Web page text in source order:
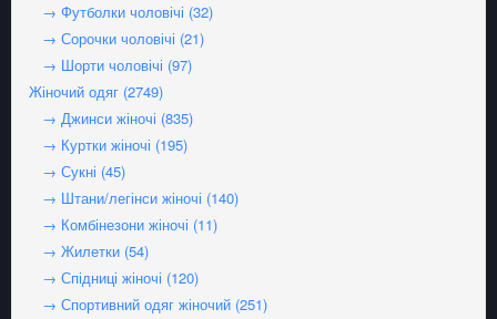
→ Футболки чоловічі (32)
→ Сорочки чоловічі (21)
→ Шорти чоловічі (97)
Жіночий одяг (2749)
→ Джинси жіночі (835)
→ Куртки жіночі (195)
→ Сукні (45)
→ Штани/легінси жіночі (140)
→ Комбінезони жіночі (11)
→ Жилетки (54)
→ Спідниці жіночі (120)
→ Спортивний одяг жіночий (251)